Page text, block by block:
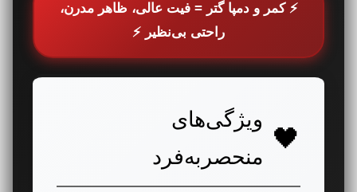
⚡ کمر و دمپا گتر = فیت عالی، ظاهر مدرن،
راحتی بی‌نظیر ⚡
ویژگی‌های
منحصربه‌فرد